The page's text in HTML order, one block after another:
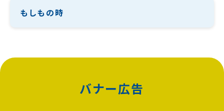
もしもの時
バナー広告